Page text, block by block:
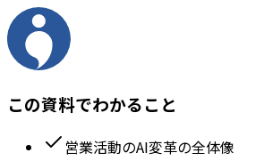
この資料でわかること
営業活動のAI変革の全体像